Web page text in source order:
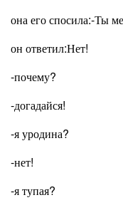
она его спосила:-Ты
он ответил:Нет!
-почему?
-догадайся!
-я уродина?
-нет!
-я тупая?